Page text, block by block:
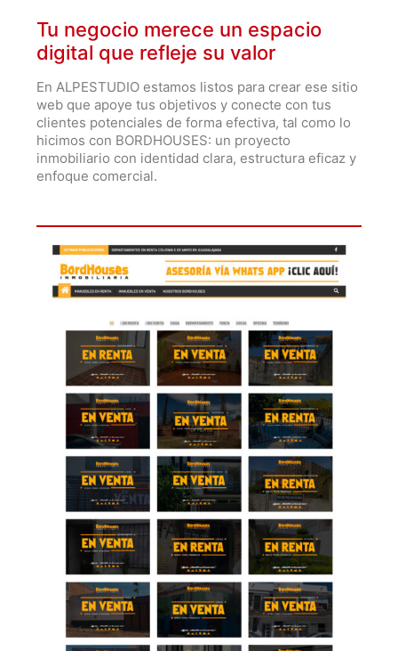
Tu negocio merece un espacio
digital que refleje su valor
En ALPESTUDIO estamos listos para crear ese sitio
web que apoye tus objetivos y conecte con tus
clientes potenciales de forma efectiva, tal como lo
hicimos con BORDHOUSES: un proyecto
inmobiliario con identidad clara, estructura eficaz y
enfoque comercial.